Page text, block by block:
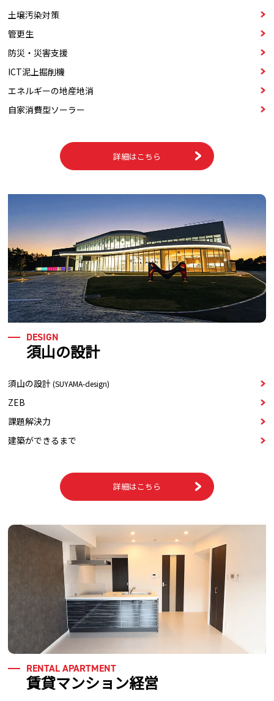
土壌汚染対策
管更生
防災・災害支援
ICT泥上掘削機
エネルギーの地産地消
自家消費型ソーラー
詳細はこちら
DESIGN
須山の設計
須山の設計(SUYAMA-design)
ZEB
課題解決力
建築ができるまで
詳細はこちら
RENTAL APARTMENT
賃貸マンション経営